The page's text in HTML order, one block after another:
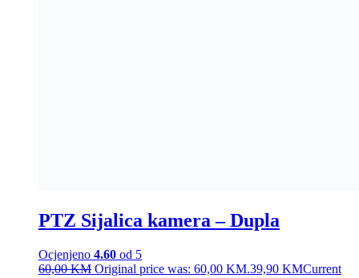
PTZ Sijalica kamera – Dupla
Ocjenjeno 4.60 od 5
60,00KM Original price was: 60,00 KM.39,90 KMCurrent